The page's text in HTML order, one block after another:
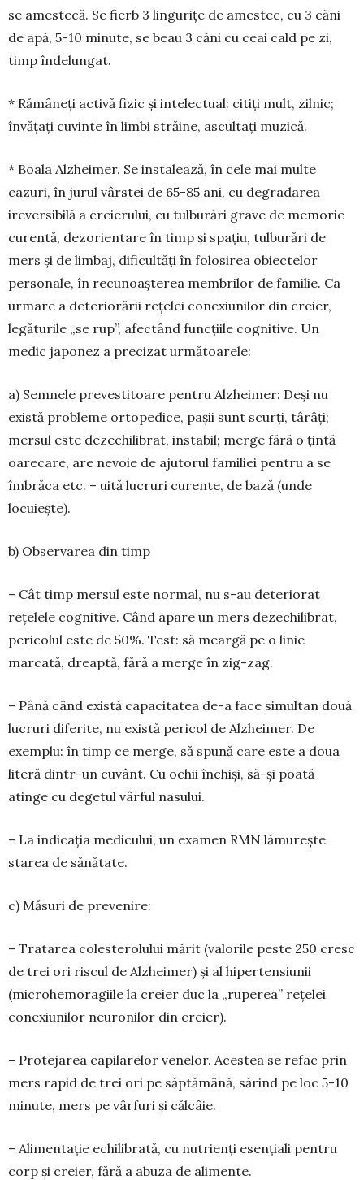
se amestecă. Se fierb 3 lingurițe de amestec, cu 3 căni
de apă, 5-10 minute, se beau 3 căni cu ceai cald pe zi,
timp înde­lungat.
* Rămâneți activă fizic și intelectual: citiți mult, zilnic;
învățați cuvinte în limbi străine, ascul­tați muzică.
* Boala Alzheimer. Se instalează, în cele mai multe
cazuri, în jurul vârstei de 65-85 ani, cu de­gra­darea
ireversibilă a creierului, cu tulburări grave de memorie
curentă, dezorientare în timp și spațiu, tulburări de
mers și de limbaj, dificultăți în folosi­rea obiectelor
personale, în recunoașterea membri­lor de familie. Ca
urmare a deteriorării rețelei cone­xiu­nilor din creier,
legăturile „se rup”, afectând func­țiile cognitive. Un
medic japonez a precizat următoa­rele:
a) Semnele prevestitoare pentru Alzheimer: Deși nu
există probleme ortopedice, pașii sunt scurți, târâți;
mersul este dezechilibrat, instabil; merge fără o țintă
oarecare, are ne­voie de aju­torul familiei pentru a se
îmbrăca etc. – uită lucruri curente, de bază (unde
locuiește).
b) Observarea din timp
– Cât timp mersul este nor­mal, nu s-au dete­riorat
rețelele cognitive. Când apare un mers dez­echi­librat,
pericolul este de 50%. Test: să meargă pe o linie
marcată, dreaptă, fără a merge în zig-zag.
– Până când există capacitatea de-a face simultan două
lucruri di­ferite, nu există pericol de Alzhei­mer. De
exemplu: în timp ce merge, să spună care este a doua
literă dintr-un cuvânt. Cu ochii în­chiși, să-și poată
atinge cu degetul vârful nasului.
– La indicația medicului, un exa­­men RMN lămurește
starea de sănătate.
c) Măsuri de prevenire:
– Tratarea colesterolului mărit (valo­rile peste 250 cresc
de trei ori ris­cul de Alzheimer) și al hiperten­siunii
(microhemoragiile la creier duc la „ruperea” rețelei
conexiu­nilor neuronilor din creier).
– Protejarea capilarelor vene­lor. Acestea se refac prin
mers rapid de trei ori pe săptămână, să­rind pe loc 5-10
minute, mers pe vârfuri și călcâie.
– Alimentație echilibrată, cu nu­trienți esențiali pentru
corp și creier, fără a abuza de alimente.